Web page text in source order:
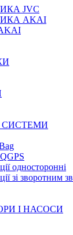
JVC
AKAI
СИСТЕМИ
односторонні
зі зворотним
І НАСОСИ